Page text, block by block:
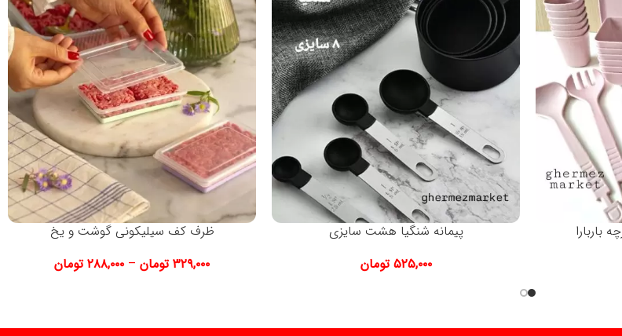
پیمانه شنگیا هشت سایزی
۵۲۵,۰۰۰ تومان
ظرف کف سیلیکونی گوشت و یخ
۳۲۹,۰۰۰ تومان – ۲۸۸,۰۰۰ تومان